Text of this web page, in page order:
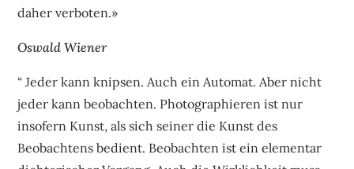
daher verboten.»
Oswald Wiener
“ Jeder kann knipsen. Auch ein Automat. Aber nicht
jeder kann beobachten. Photographieren ist nur
insofern Kunst, als sich seiner die Kunst des
Beobachtens bedient. Beobachten ist ein elementar